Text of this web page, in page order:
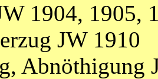
1904, 1905,
JW 1910
Abnöthigung